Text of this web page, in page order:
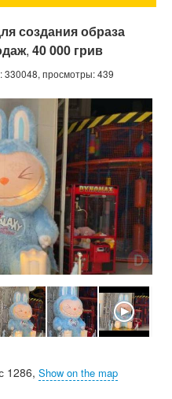
создания образа
, 40 000 грив
330048, просмотры: 439
1286, Show on the map